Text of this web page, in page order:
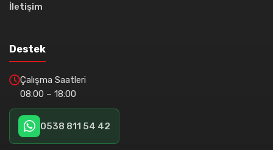
İletişim
Destek
Çalışma Saatleri
08:00 – 18:00
0538 811 54 42